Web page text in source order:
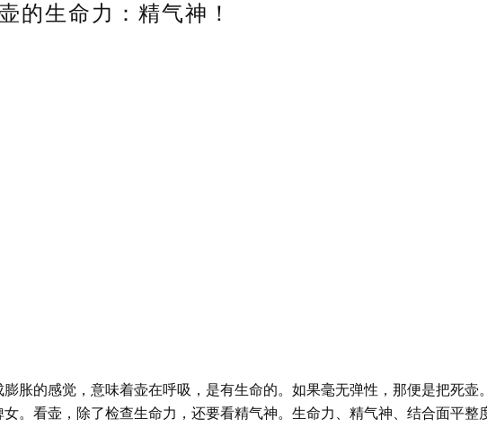
的生命力：精气神！
胀的感觉，意味着壶在呼吸，是有生命的。如果毫无弹性，那便是把死
。看壶，除了检查生命力，还要看精气神。生命力、精气神、结合面平